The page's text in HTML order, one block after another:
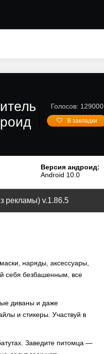
Голосов: 129000
В закладки
Версия андроид:
Android 10.0
рекламы) v.1.86.5
наряды, аксессуары,
себя безбашенным, все
диваны и даже
и стикеры. Участвуй в
Заведите питомца —